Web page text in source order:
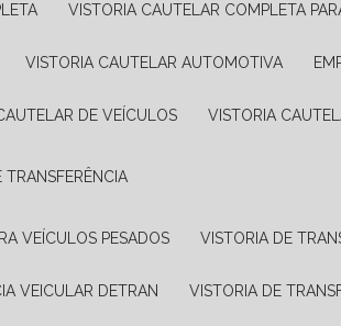
VISTORIA CAUTELAR COMPLETA
VISTORIA CAUTELAR AUTOMOTIVA
DE VEÍCULOS VISTORIA
TRANSFERÊNCIA
VEÍCULOS PESADOS VISTORIA DE
VEICULAR DETRAN VISTORIA DE